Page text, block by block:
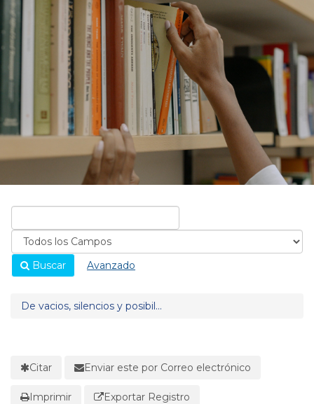
Buscar Avanzado
De vacios, silencios y posibil...
Citar Enviar este por Correo electrónico
Imprimir Exportar Registro